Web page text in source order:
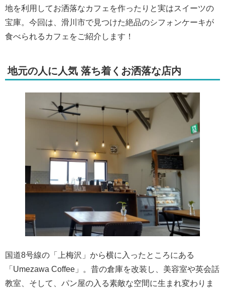
地を利用してお洒落なカフェを作ったりと実はスイーツの
宝庫。今回は、滑川市で見つけた絶品のシフォンケーキが
食べられるカフェをご紹介します！
地元の人に人気 落ち着くお洒落な店内
国道8号線の「上梅沢」から横に入ったところにある
「Umezawa Coffee」。昔の倉庫を改装し、美容室や英会話
教室、そして、パン屋の入る素敵な空間に生まれ変わりま